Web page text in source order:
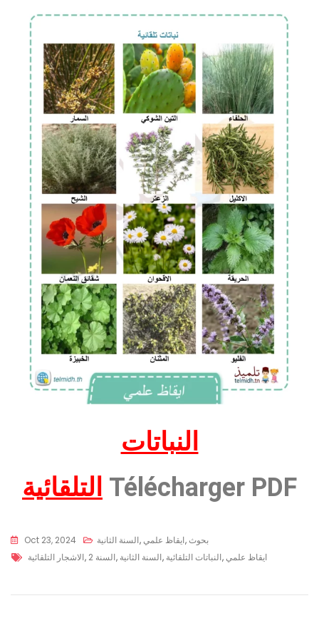
النباتات
التلقائية Télécharger PDF
Oct 23, 2024 السنة الثانية,ايقاظ علمي,بحوث
الاشجار التلقائية, السنة 2, السنة الثانية, النباتات التلقائية,ايقاظ علمي